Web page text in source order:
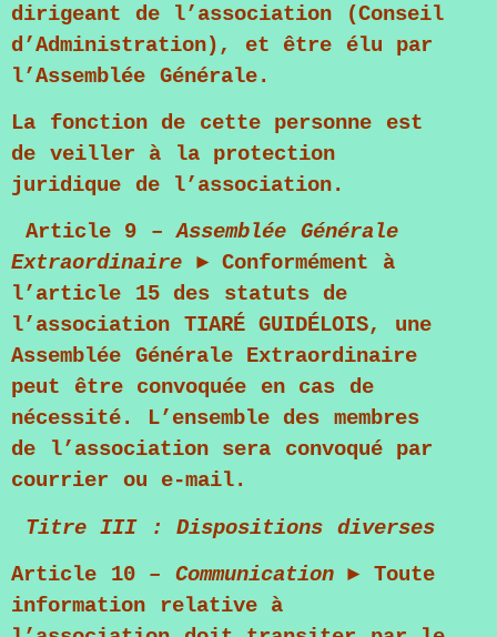
dirigeant de l’association (Conseil
d’Administration), et être élu par
l’Assemblée Générale.
La fonction de cette personne est
de veiller à la protection
juridique de l’association.
Article 9 –Assemblée Générale
Extraordinaire ► Conformément à
l’article 15 des statuts de
l’association TIARÉ GUIDÉLOIS, une
Assemblée Générale Extraordinaire
peut être convoquée en cas de
nécessité. L’ensemble des membres
de l’association sera convoqué par
courrier ou e-mail.
Titre III : Dispositions diverses
Article 10– Communication► Toute
information relative à